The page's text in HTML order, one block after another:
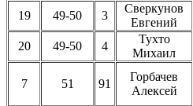
19 49-50 3
Сверкунов
Евгений
20 49-50 4
Тухто
Михаил
7 51 91
Горбачев
Алексей